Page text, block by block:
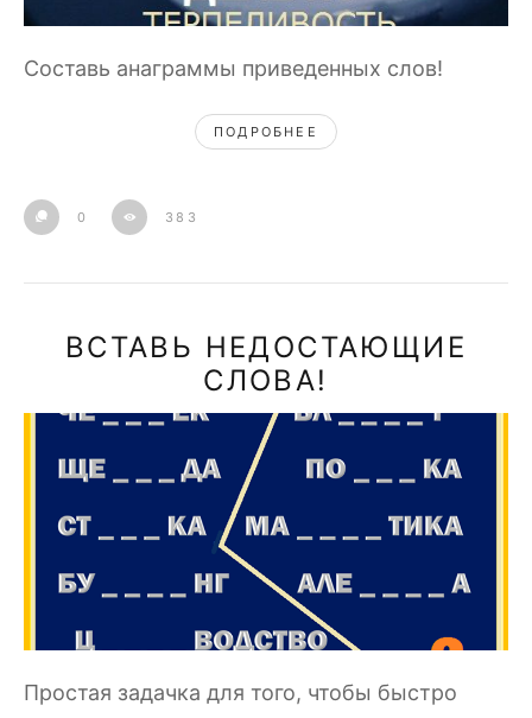
Составь анаграммы приведенных слов!
ПОДРОБНЕЕ
0 383
ВСТАВЬ НЕДОСТАЮЩИЕ
СЛОВА!
Простая задачка для того, чтобы быстро